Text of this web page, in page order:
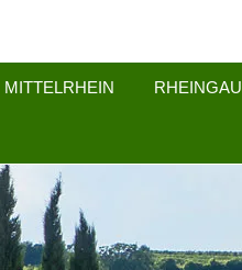
MITTELRHEIN RHEINGAU